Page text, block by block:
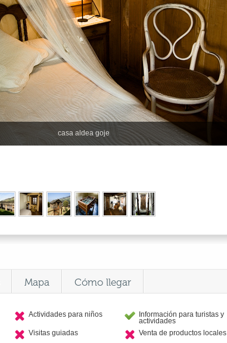
casa aldea goje
Mapa Cómo llegar
Actividades para niños Información para turistas y
actividades
Visitas guiadas Venta de productos locales